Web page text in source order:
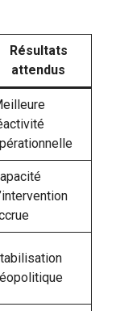
Résultats
attendus